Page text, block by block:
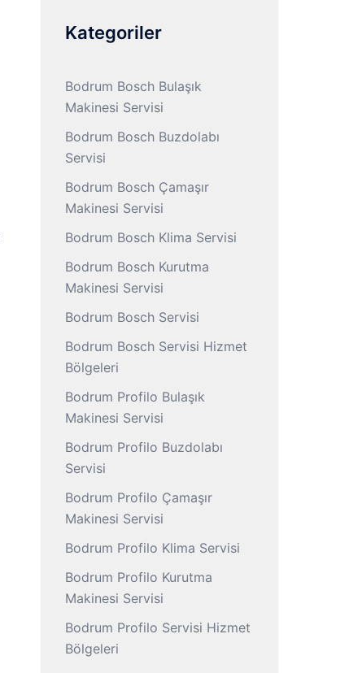
Kategoriler
Bodrum Bosch Bulaşık
Makinesi Servisi
Bodrum Bosch Buzdolabı
Servisi
Bodrum Bosch Çamaşır
Makinesi Servisi
Bodrum Bosch Klima Servisi
Bodrum Bosch Kurutma
Makinesi Servisi
Bodrum Bosch Servisi
Bodrum Bosch Servisi Hizmet
Bölgeleri
Bodrum Profilo Bulaşık
Makinesi Servisi
Bodrum Profilo Buzdolabı
Servisi
Bodrum Profilo Çamaşır
Makinesi Servisi
Bodrum Profilo Klima Servisi
Bodrum Profilo Kurutma
Makinesi Servisi
Bodrum Profilo Servisi Hizmet
Bölgeleri